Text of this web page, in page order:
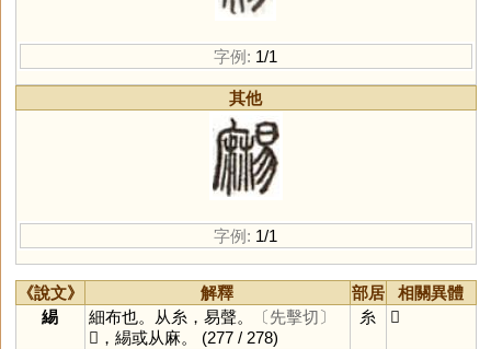
字例: 1/1
其他
字例: 1/1
《說文》 解釋 部居
相關異體
緆
細布也。从糸，易聲。
〔先擊切〕
𪎥，緆或从麻。 (277 / 278)
糸 𪎥